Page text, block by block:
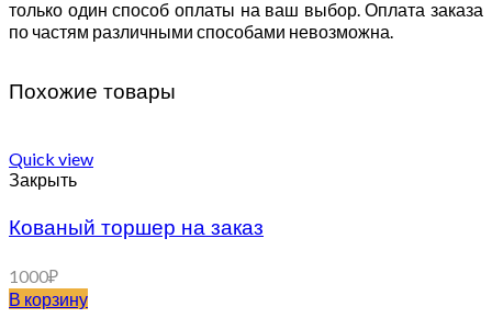
только один способ оплаты на ваш выбор. Оплата заказа
по частям различными способами невозможна.
Похожие товары
Quick view
Закрыть
Кованый торшер на заказ
1000₽
В корзину